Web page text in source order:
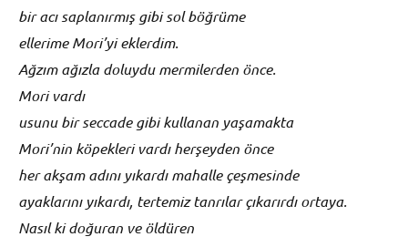
bir acı saplanırmış gibi sol böğrüme
ellerime Mori’yi eklerdim.
Ağzım ağızla doluydu mermilerden önce.
Mori vardı
usunu bir seccade gibi kullanan yaşamakta
Mori’nin köpekleri vardı herşeyden önce
her akşam adını yıkardı mahalle çeşmesinde
ayaklarını yıkardı, tertemiz tanrılar çıkarırdı ortaya.
Nasıl ki doğuran ve öldüren